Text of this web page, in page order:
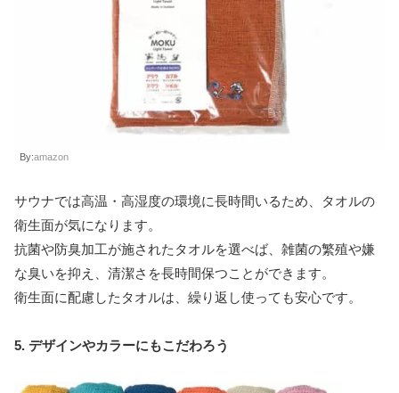
By:amazon
サウナでは高温・高湿度の環境に長時間いるため、タオルの
衛生面が気になります。
抗菌や防臭加工が施されたタオルを選べば、雑菌の繁殖や嫌
な臭いを抑え、清潔さを長時間保つことができます。
衛生面に配慮したタオルは、繰り返し使っても安心です。
5. デザインやカラーにもこだわろう